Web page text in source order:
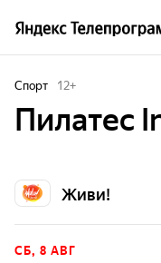
Спорт 12+
Пилатес
Живи!
СБ, 8 АВГ